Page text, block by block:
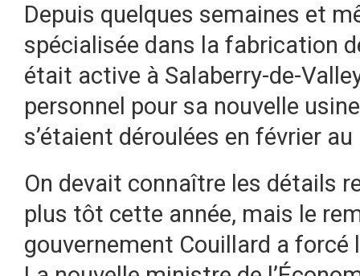
Depuis quelques semaines et
spécialisée dans la fabrication
était active à Salaberry-de-
personnel pour sa nouvelle
s’étaient déroulées en février
On devait connaître les détails
plus tôt cette année, mais le
gouvernement Couillard a forcé